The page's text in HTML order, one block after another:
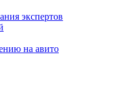
экспертов
на авито